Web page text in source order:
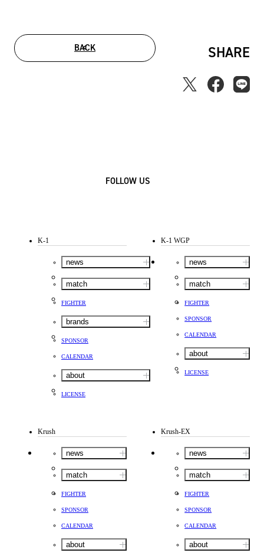
BACK SHARE
FOLLOW US
K-1
news
match
FIGHTER
brands
SPONSOR
CALENDAR
about
LICENSE
K-1 WGP
news
match
FIGHTER
SPONSOR
CALENDAR
about
LICENSE
Krush
news
match
FIGHTER
SPONSOR
CALENDAR
about
Krush-EX
news
match
FIGHTER
SPONSOR
CALENDAR
about